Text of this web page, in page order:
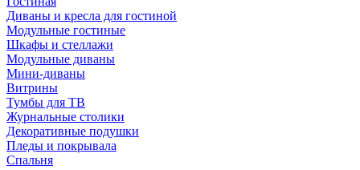
Диваны и кресла для гостиной
Модульные гостиные
Шкафы и стеллажи
Модульные диваны
Мини-диваны
Витрины
Тумбы для ТВ
Журнальные столики
Декоративные подушки
Пледы и покрывала
Спальня